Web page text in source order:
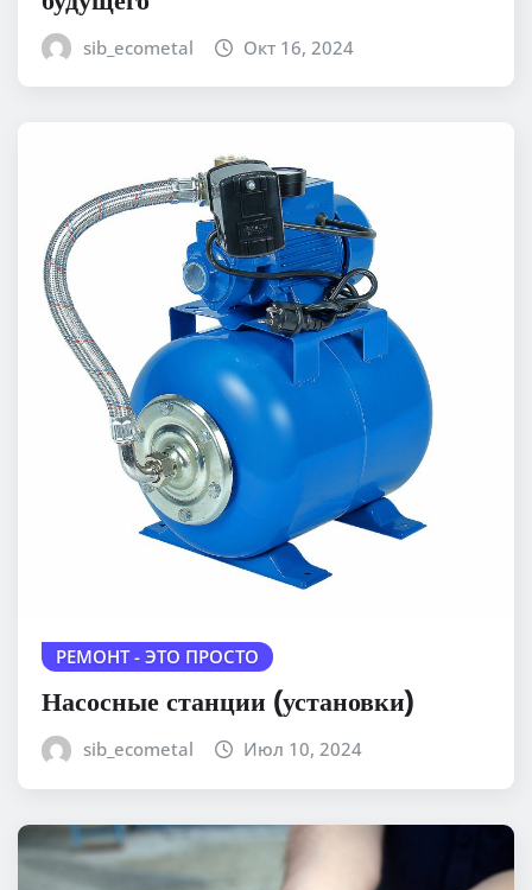
sib_ecometal Окт 16, 2024
РЕМОНТ - ЭТО ПРОСТО
Насосные станции (установки)
sib_ecometal Июл 10, 2024